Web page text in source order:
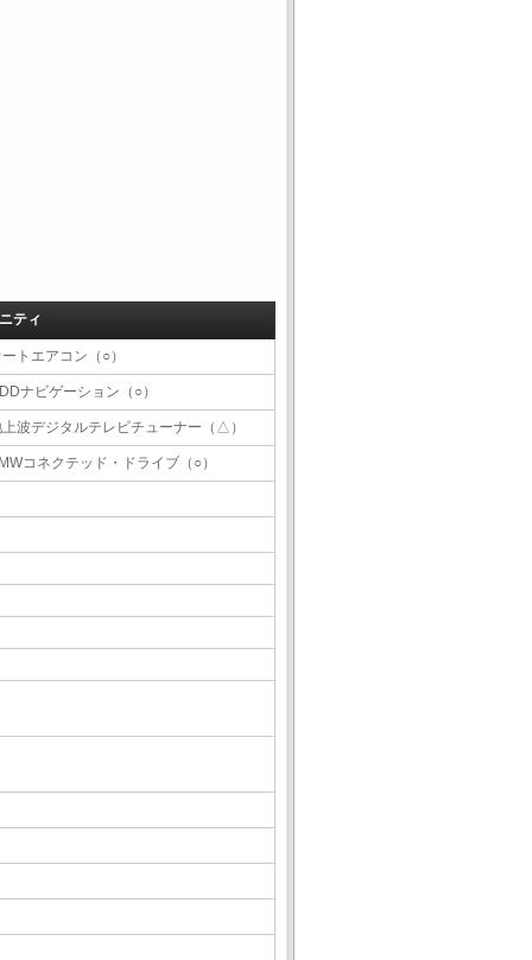
ティ
ートエアコン（○）
ナビゲーション（○）
波デジタルテレビチューナー（△）
コネクテッド・ドライブ（○）